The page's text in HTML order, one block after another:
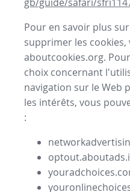
Pour en savoir plus
supprimer les cookies,
aboutcookies.org.
choix concernant
navigation sur le Web
les intérêts, vous
: